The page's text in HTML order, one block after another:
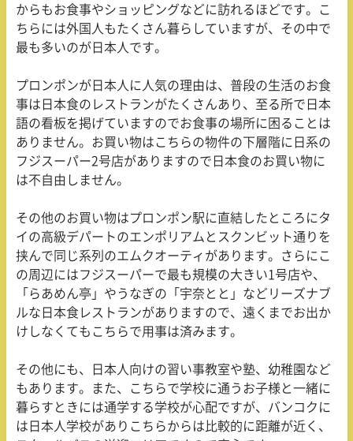
からもお食事やショッピングなどに訪れるほどです。こ
ちらには外国人もたくさん暮らしていますが、その中で
最も多いのが日本人です。
プロンポンが日本人に人気の理由は、普段の生活のお食
事は日本食のレストランがたくさんあり、至る所で日本
語の看板を掲げていますのでお食事の場所に困ることは
ありません。お買い物はこちらの物件の下層階に日系の
フジスーパー2号店がありますので日本食のお買い物に
は不自由しません。
その他のお買い物はプロンポン駅に直結したところにタ
イの高級デパートのエンポリアムとスクンビット通りを
挟んで同じ系列のエムクオーティがあります。さらにこ
の周辺にはフジスーパーで最も規模の大きい1号店や、
「らあめん亭」やうなぎの「宇奈とと」などリーズナブ
ルな日本食レストランがありますので、遠くまでお出か
けしなくてもこちらで用事は済みます。
その他にも、日本人向けの習い事教室や塾、幼稚園など
もあります。また、こちらで学校に通うお子様と一緒に
暮らすときには通学する学校が心配ですが、バンコクに
は日本人学校がありこちらからは比較的に距離が近く、